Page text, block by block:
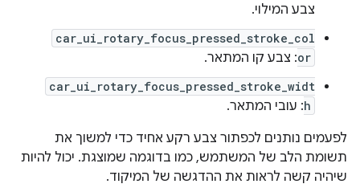
צבע המילוי.
car_ui_rotary_focus_pressed_stroke_col
or: צבע קו המתאר.
car_ui_rotary_focus_pressed_stroke_widt
h: עובי המתאר.
לפעמים נותנים לכפתור צבע רקע אחיד כדי למשוך את
תשומת הלב של המשתמש, כמו בדוגמה שמוצגת. יכול להיות
שיהיה קשה לראות את ההדגשה של המיקוד.